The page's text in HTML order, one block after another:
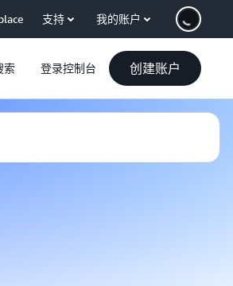
支持 我的账户
索 登录控制台 创建账户